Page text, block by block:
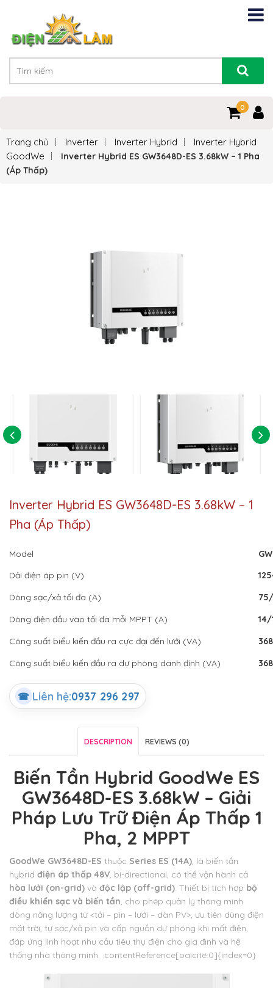
0
0
Trang chủ Inverter Inverter Hybrid
Inverter Hybrid
GoodWe
Inverter Hybrid ES GW3648D-ES 3.68kW – 1 Pha
(Áp Thấp)
Inverter Hybrid ES GW3648D-ES 3.68kW – 1
Pha (Áp Thấp)
Model
Dải điện áp pin (V)
Dòng sạc/xả tối đa (A)
Dòng điện đầu vào tối đa mỗi MPPT (A)
14/
Công suất biểu kiến đầu ra cực đại đến lưới (VA)
Công suất biểu kiến đầu ra dự phòng danh định (VA)
☎ Liên hệ:0937 296 297
DESCRIPTION REVIEWS (0)
Biến Tần Hybrid GoodWe ES
GW3648D-ES 3.68kW – Giải
Pháp Lưu Trữ Điện Áp Thấp 1
Pha, 2 MPPT
GoodWe GW3648D-ES thuộc Series ES (14A), là biến tần
hybrid điện áp thấp 48V, bi-directional, có thể vận hành cả
hòa lưới (on-grid) và độc lập (off-grid). Thiết bị tích hợp bộ
điều khiển sạc và biến tần, cho phép quản lý thông minh
dòng năng lượng từ<tải – pin – lưới – dàn PV>, ưu tiên dùng điện
mặt trời, tự sạc/xả pin và cấp nguồn dự phòng khi mất điện,
đáp ứng linh hoạt nhu cầu tiêu thụ điện cho gia đình và hệ
thống nhà thông minh. :contentReference[oaicite:0]{index=0}